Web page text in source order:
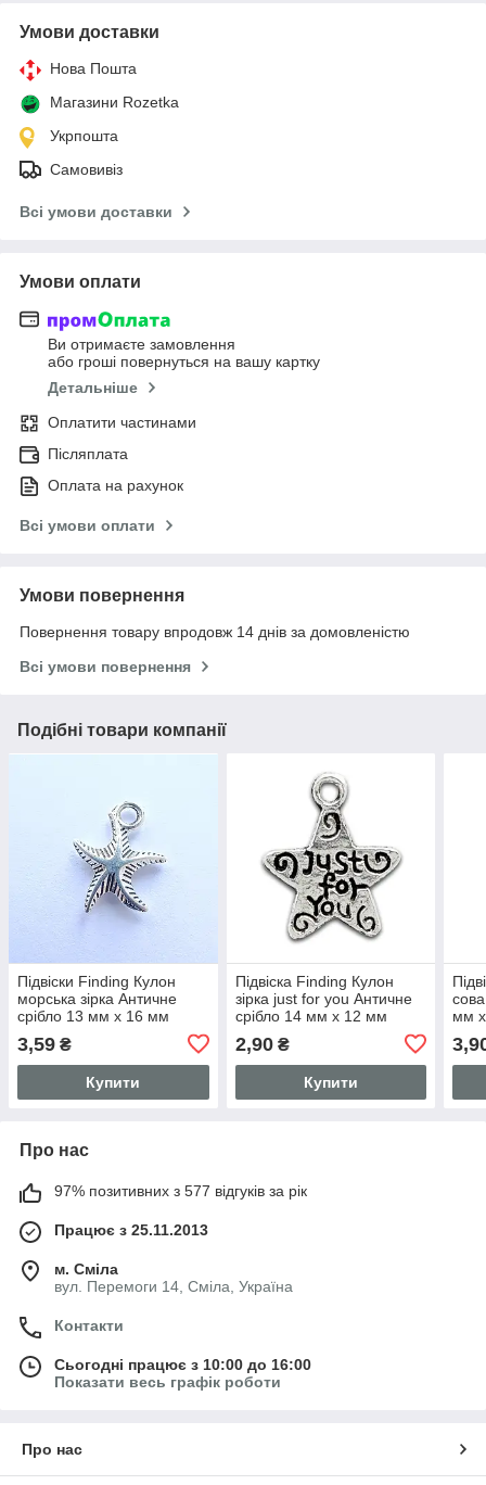
Умови доставки
Нова Пошта
Магазини Rozetka
Укрпошта
Самовивіз
Всі умови доставки
Умови оплати
Ви отримаєте замовлення
або гроші повернуться на вашу картку
Детальніше
Оплатити частинами
Післяплата
Оплата на рахунок
Всі умови оплати
Умови повернення
Повернення товару впродовж 14 днів за домовленістю
Всі умови повернення
Подібні товари компанії
Підвіски Finding Кулон
морська зірка Античне
срібло 13 мм x 16 мм
3,59 ₴
Купити
Підвіска Finding Кулон
зірка just for you Античне
срібло 14 мм x 12 мм
2,90₴
Купити
мм
Про нас
97% позитивних з 577 відгуків за рік
Працює з 25.11.2013
м. Сміла
вул. Перемоги 14, Сміла, Україна
Контакти
Сьогодні працює з 10:00 до 16:00
Показати весь графік роботи
Про нас